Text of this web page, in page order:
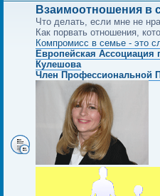
Взаимоотношения в
Что делать, если мне не
Как порвать отношения,
Компромисс в семье - это
Европейская Ассоциация
Кулешова
Член Профессиональной